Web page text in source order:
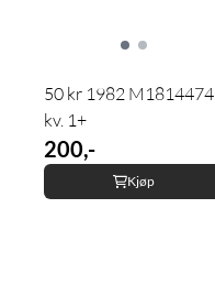
50 kr 1982 M1814474
kv. 1+
200,-
Kjøp